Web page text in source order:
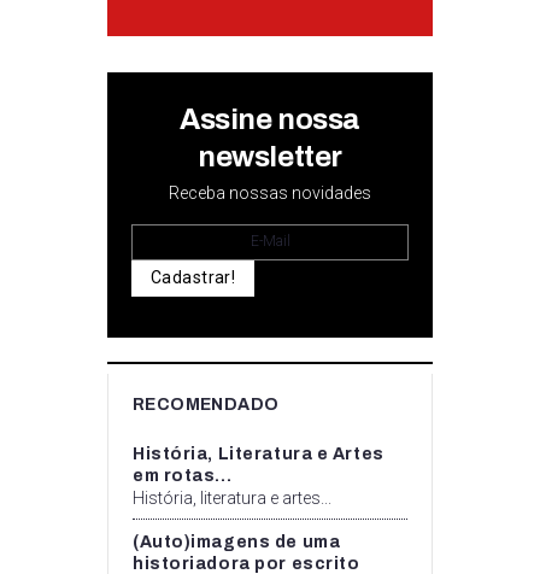
Assine nossa
newsletter
Receba nossas novidades
Cadastrar!
RECOMENDADO
História, Literatura e Artes
em rotas...
História, literatura e artes...
(Auto)imagens de uma
historiadora por escrito